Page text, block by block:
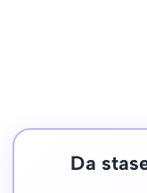
Da